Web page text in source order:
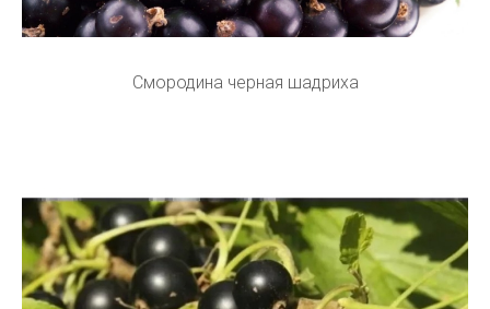
Смородина черная шадриха